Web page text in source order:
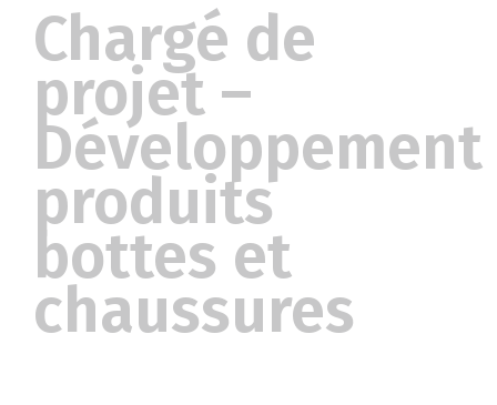
Chargé de
projet –
Développement
produits
bottes et
chaussures